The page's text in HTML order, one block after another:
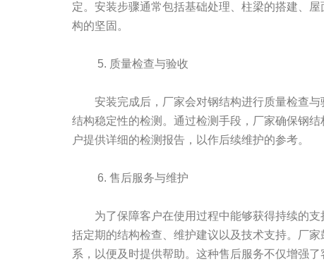
定。安装步骤通常包括基础处理、柱梁的搭建、
构的坚固。
5. 质量检查与验收
安装完成后，厂家会对钢结构进行质量检查
结构稳定性的检测。通过检测手段，厂家确保钢
户提供详细的检测报告，以作后续维护的参考。
6. 售后服务与维护
为了保障客户在使用过程中能够获得持续的
括定期的结构检查、维护建议以及技术支持。厂
系，以便及时提供帮助。这种售后服务不仅增强